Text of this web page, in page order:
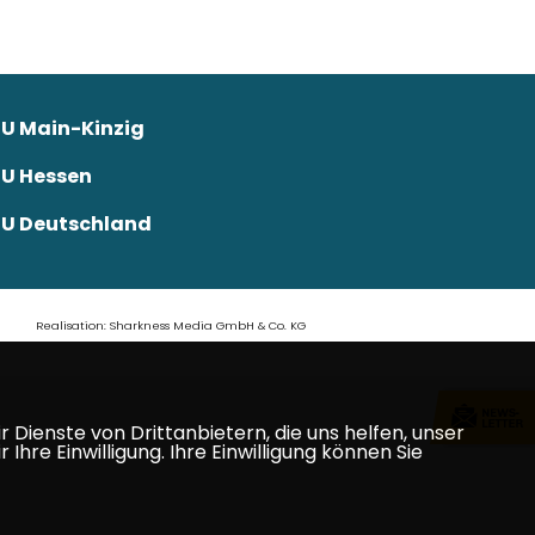
Main-Kinzig
Hessen
Deutschland
Realisation: Sharkness Media GmbH & Co. KG
Dienste von Drittanbietern, die uns helfen, unser
Einwilligung. Ihre Einwilligung können Sie